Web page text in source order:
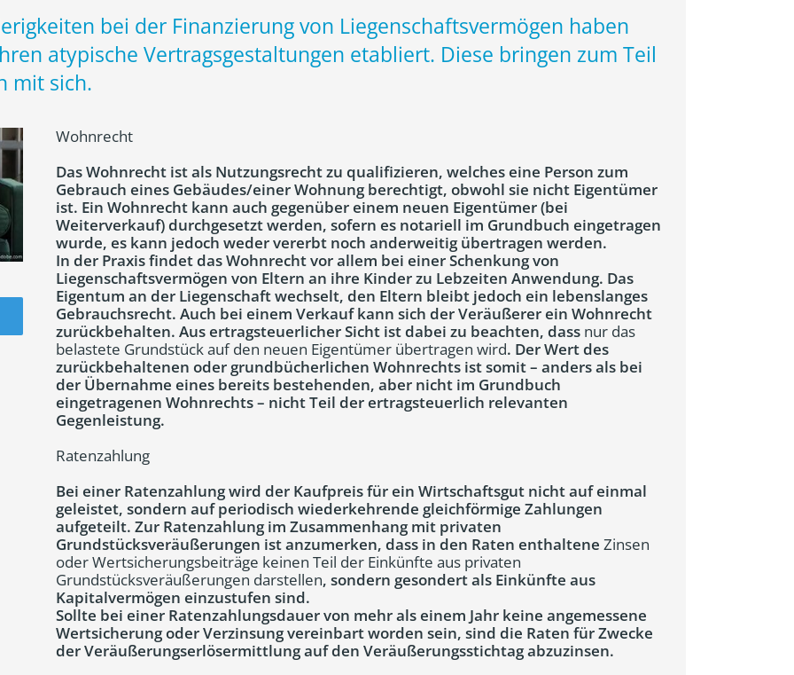
bei der Finanzierung von Liegenschaftsvermögen haben
atypische Vertragsgestaltungen etabliert. Diese bringen zum Teil
mit sich.
Wohnrecht
Das Wohnrecht ist als Nutzungsrecht zu qualifizieren, welches eine Person zum
Gebrauch eines Gebäudes/einer Wohnung berechtigt, obwohl sie nicht Eigentümer
ist. Ein Wohnrecht kann auch gegenüber einem neuen Eigentümer (bei
Weiterverkauf) durchgesetzt werden, sofern es notariell im Grundbuch eingetragen
wurde, es kann jedoch weder vererbt noch anderweitig übertragen werden.
In der Praxis findet das Wohnrecht vor allem bei einer Schenkung von
Liegenschaftsvermögen von Eltern an ihre Kinder zu Lebzeiten Anwendung. Das
Eigentum an der Liegenschaft wechselt, den Eltern bleibt jedoch ein lebenslanges
Gebrauchsrecht. Auch bei einem Verkauf kann sich der Veräußerer ein Wohnrecht
zurückbehalten. Aus ertragsteuerlicher Sicht ist dabei zu beachten, dass nur das
belastete Grundstück auf den neuen Eigentümer übertragen wird. Der Wert des
zurückbehaltenen oder grundbücherlichen Wohnrechts ist somit – anders als bei
der Übernahme eines bereits bestehenden, aber nicht im Grundbuch
eingetragenen Wohnrechts – nicht Teil der ertragsteuerlich relevanten
Gegenleistung.
Ratenzahlung
Bei einer Ratenzahlung wird der Kaufpreis für ein Wirtschaftsgut nicht auf einmal
geleistet, sondern auf periodisch wiederkehrende gleichförmige Zahlungen
aufgeteilt. Zur Ratenzahlung im Zusammenhang mit privaten
Grundstücksveräußerungen ist anzumerken, dass in den Raten enthaltene Zinsen
oder Wertsicherungsbeiträge keinen Teil der Einkünfte aus privaten
Grundstücksveräußerungen darstellen, sondern gesondert als Einkünfte aus
Kapitalvermögen einzustufen sind.
Sollte bei einer Ratenzahlungsdauer von mehr als einem Jahr keine angemessene
Wertsicherung oder Verzinsung vereinbart worden sein, sind die Raten für Zwecke
der Veräußerungserlösermittlung auf den Veräußerungsstichtag abzuzinsen.